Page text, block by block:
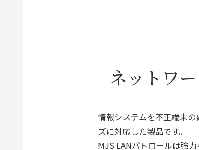
ネットワ
情報システムを不正端末
ズに対応した製品です。
MJS LANパトロールは強